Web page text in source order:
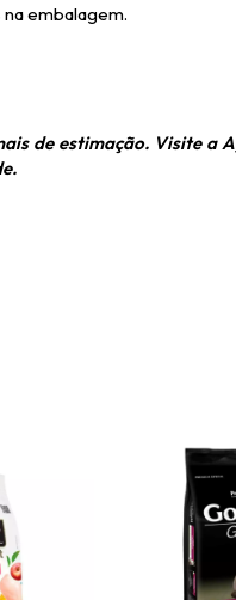
embalagem.
de estimação. Visite a